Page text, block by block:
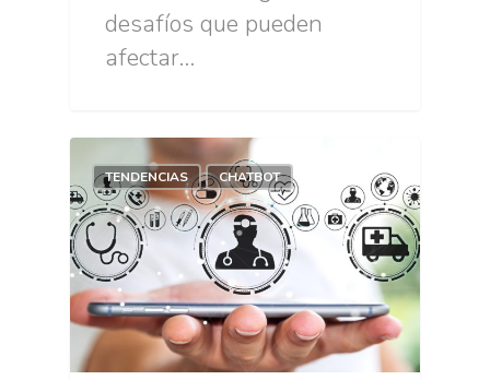
desafíos que pueden
afectar…
TENDENCIAS CHATBOT